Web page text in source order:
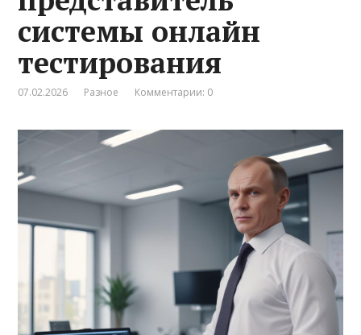
системы онлайн
тестирования
07.02.2026 Разное Комментарии: 0